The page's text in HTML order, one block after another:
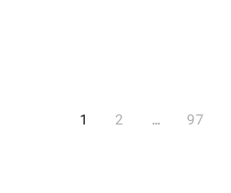
Paginación
1 2 … 97